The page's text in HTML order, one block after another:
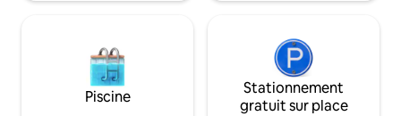
Piscine
Stationnement
gratuit sur place